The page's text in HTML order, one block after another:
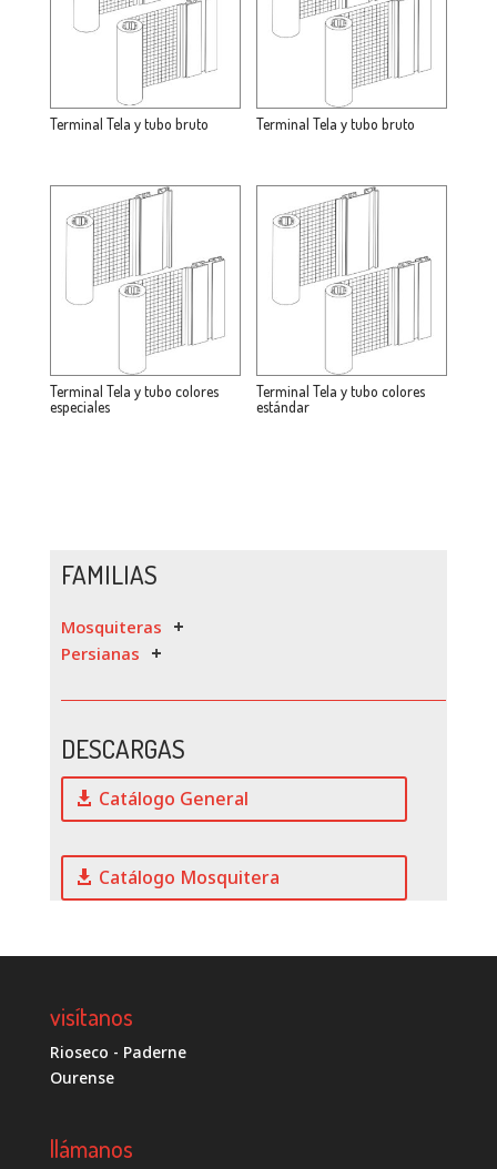
Terminal Tela y tubo bruto Terminal Tela y tubo bruto
Terminal Tela y tubo colores
especiales
Terminal Tela y tubo colores
estándar
FAMILIAS
Mosquiteras
Persianas
DESCARGAS
Catálogo General
Catálogo Mosquitera
visítanos
Rioseco - Paderne
Ourense
llámanos